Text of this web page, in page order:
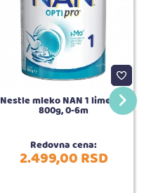
Nestle mleko NAN 1 limenka
800g, 0-6m
Redovna cena:
2.499,00RSD